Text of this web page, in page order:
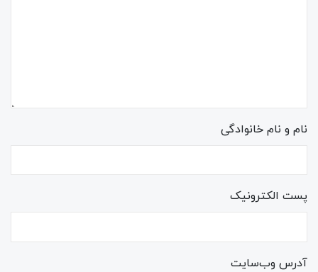
نام و نام خانوادگی
پست الکترونیک
آدرس وب‌سایت